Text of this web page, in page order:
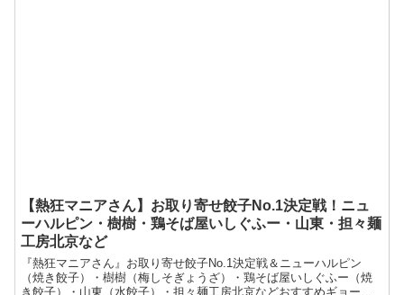
【熱狂マニアさん】お取り寄せ餃子No.1決定戦！ニュ
ーハルピン・樹樹・鶏そば屋いしぐふー・山東・担々麺
工房北京など
『熱狂マニアさん』お取り寄せ餃子No.1決定戦＆ニューハルピン
（焼き餃子）・樹樹（梅しそぎょうざ）・鶏そば屋いしぐふー（焼
き餃子）・山東（水餃子）・担々麺工房北京などおすすめギョーザ